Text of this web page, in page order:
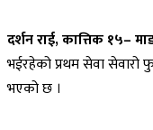
दर्शनराई,कात्तिक१५–
भईरहेकोप्रथमसेवासेवारो
भएकोछ ।